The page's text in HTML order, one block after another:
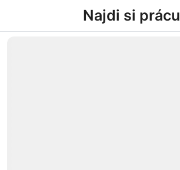
Najdi si prácu